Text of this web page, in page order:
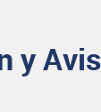
y